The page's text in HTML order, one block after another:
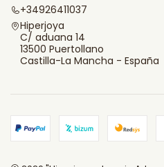
+34926411037
Hiperjoya
C/ aduana 14
13500 Puertollano
Castilla-La Mancha - España